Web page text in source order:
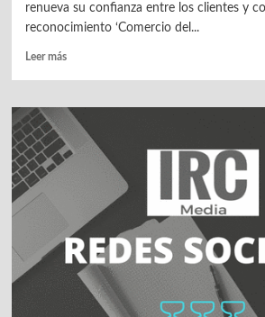
renueva su confianza entre los clientes y
reconocimiento ‘Comercio del...
Leer másLeer
100
Montaditos
y
The
elegidas
Franquicia
del
año
por
consumidores